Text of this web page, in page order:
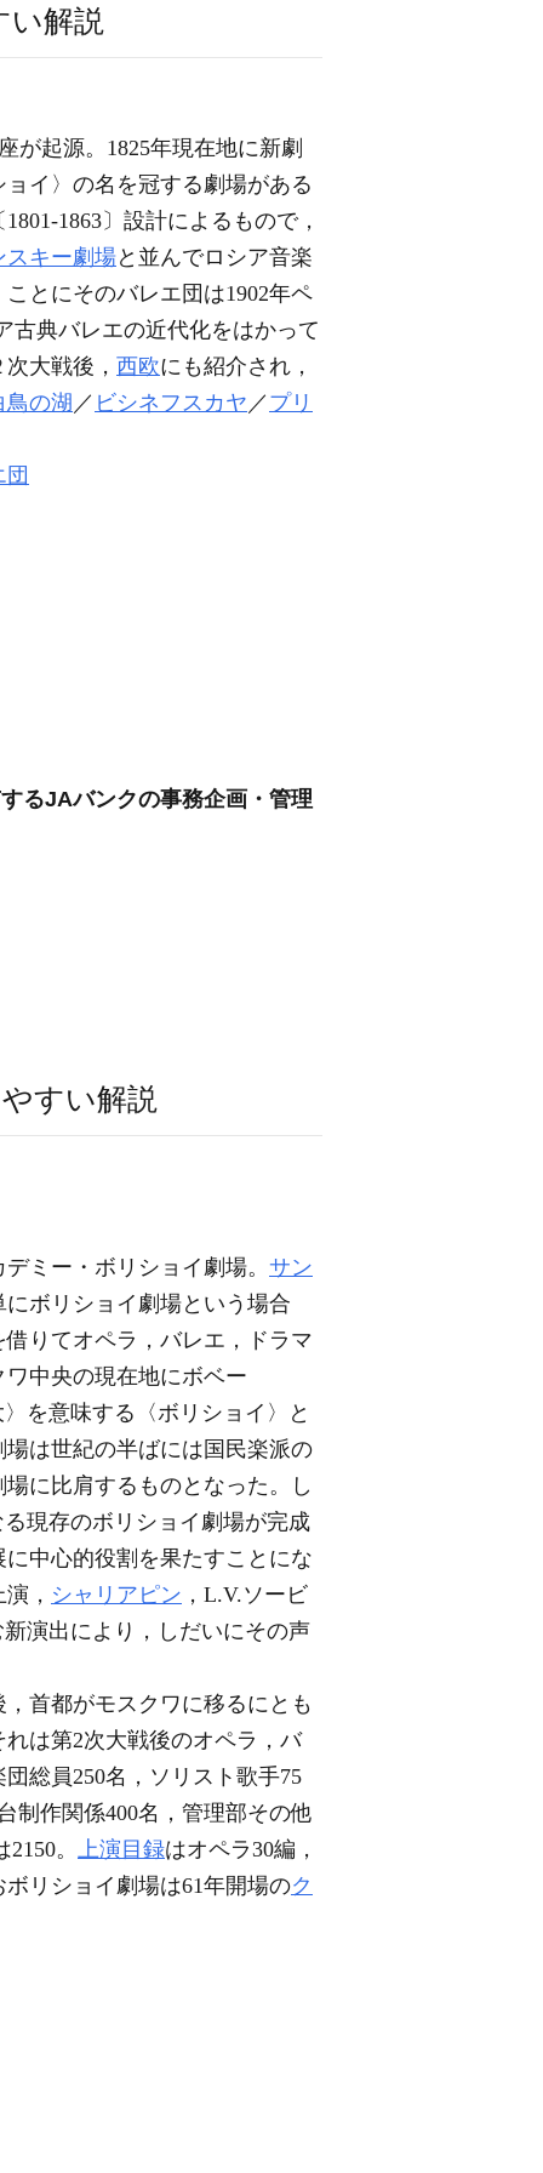
い解説
が起源。1825年現在地に新劇
イ〉の名を冠する劇場がある
1863〕設計によるもので，
スキー劇場と並んでロシア音楽
ことにそのバレエ団は1902年ペ
古典バレエの近代化をはかって
大戦後， 西欧にも紹介され，
鳥の湖 ／ ビシネフスカヤ ／ プリ
団
るJAバンクの事務企画・管理
すい解説
ミー・ボリショイ劇場。 サン
にボリショイ劇場という場合
りてオペラ，バレエ，ドラマ
中央の現在地にボベー
を意味する〈ボリショイ〉と
は世紀の半ばには国民楽派の
に比肩するものとなった。し
る現存のボリショイ劇場が完成
中心的役割を果たすことにな
， シャリアピン ，L.V.ソービ
演出により，しだいにその声
首都がモスクワに移るにとも
は第2次大戦後のオペラ，バ
総員250名，ソリスト歌手75
制作関係400名，管理部その他
。
上演目録はオペラ30編，
リショイ劇場は61年開場のク